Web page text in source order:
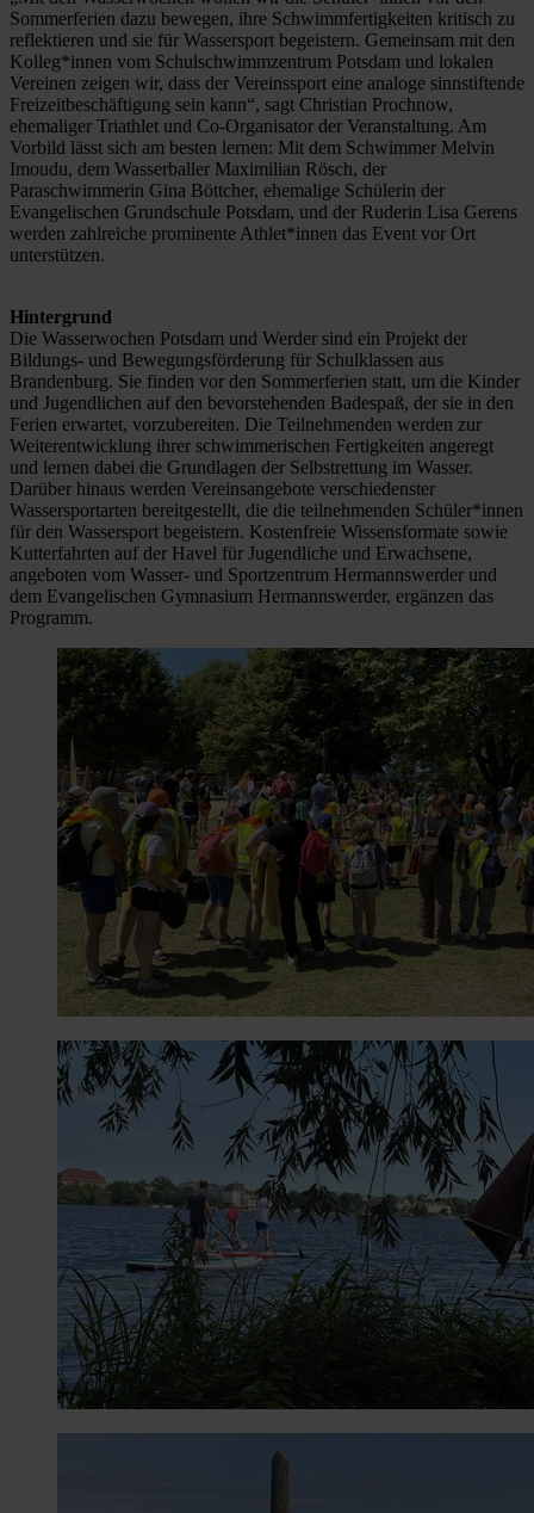
Sommerferien dazu bewegen, ihre Schwimmfertigkeiten kritisch zu
reflektieren und sie für Wassersport begeistern. Gemeinsam mit den
Kolleg*innen vom Schulschwimmzentrum Potsdam und lokalen
Vereinen zeigen wir, dass der Vereinssport eine analoge sinnstiftende
Freizeitbeschäftigung sein kann“, sagt Christian Prochnow,
ehemaliger Triathlet und Co-Organisator der Veranstaltung. Am
Vorbild lässt sich am besten lernen: Mit dem Schwimmer Melvin
Imoudu, dem Wasserballer Maximilian Rösch, der
Paraschwimmerin Gina Böttcher, ehemalige Schülerin der
Evangelischen Grundschule Potsdam, und der Ruderin Lisa Gerens
werden zahlreiche prominente Athlet*innen das Event vor Ort
unterstützen.
Hintergrund
Die Wasserwochen Potsdam und Werder sind ein Projekt der
Bildungs- und Bewegungsförderung für Schulklassen aus
Brandenburg. Sie finden vor den Sommerferien statt, um die Kinder
und Jugendlichen auf den bevorstehenden Badespaß, der sie in den
Ferien erwartet, vorzubereiten. Die Teilnehmenden werden zur
Weiterentwicklung ihrer schwimmerischen Fertigkeiten angeregt
und lernen dabei die Grundlagen der Selbstrettung im Wasser.
Darüber hinaus werden Vereinsangebote verschiedenster
Wassersportarten bereitgestellt, die die teilnehmenden Schüler*innen
für den Wassersport begeistern. Kostenfreie Wissensformate sowie
Kutterfahrten auf der Havel für Jugendliche und Erwachsene,
angeboten vom Wasser- und Sportzentrum Hermannswerder und
dem Evangelischen Gymnasium Hermannswerder, ergänzen das
Programm.